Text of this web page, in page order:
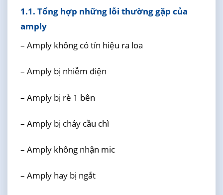
1.1. Tổng hợp những lỗi thường gặp của
amply
– Amply không có tín hiệu ra loa
– Amply bị nhiễm điện
– Amply bị rè 1 bên
– Amply bị cháy cầu chì
– Amply không nhận mic
– Amply hay bị ngắt